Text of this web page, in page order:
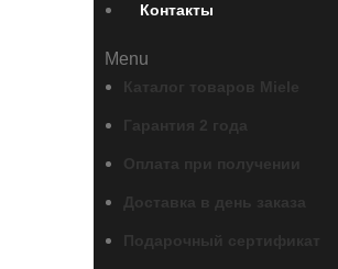
Контакты
Menu
Каталог товаров Miele
Гарантия 2 года
Оплата при получении
Доставка в день заказа
Подарочный сертификат